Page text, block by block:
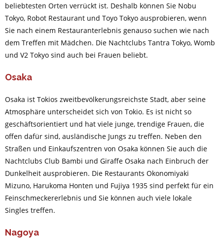
beliebtesten Orten verrückt ist. Deshalb können Sie Nobu
Tokyo, Robot Restaurant und Toyo Tokyo ausprobieren, wenn
Sie nach einem Restauranterlebnis genauso suchen wie nach
dem Treffen mit Mädchen. Die Nachtclubs Tantra Tokyo, Womb
und V2 Tokyo sind auch bei Frauen beliebt.
Osaka
Osaka ist Tokios zweitbevölkerungsreichste Stadt, aber seine
Atmosphäre unterscheidet sich von Tokio. Es ist nicht so
geschäftsorientiert und hat viele junge, trendige Frauen, die
offen dafür sind, ausländische Jungs zu treffen. Neben den
Straßen und Einkaufszentren von Osaka können Sie auch die
Nachtclubs Club Bambi und Giraffe Osaka nach Einbruch der
Dunkelheit ausprobieren. Die Restaurants Okonomiyaki
Mizuno, Harukoma Honten und Fujiya 1935 sind perfekt für ein
Feinschmeckererlebnis und Sie können auch viele lokale
Singles treffen.
Nagoya